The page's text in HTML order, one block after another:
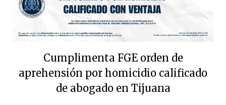
Cumplimenta FGE orden de
aprehensión por homicidio calificado
de abogado en Tijuana